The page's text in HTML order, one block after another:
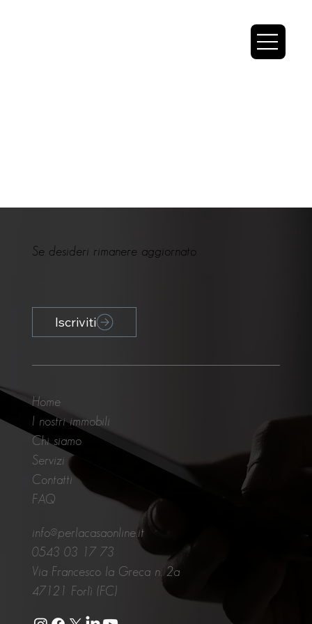
Se desideri rimanere aggiornato
Iscriviti
info@perlacasaonline.it
0543 03 17 73
Via Francesco la Greca n. 2a
47121 Forlì (FC)
Home
I nostri immobili
Chi siamo
Servizi
Contatti
FAQ